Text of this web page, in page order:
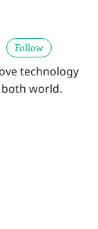
Follow
technology
world.